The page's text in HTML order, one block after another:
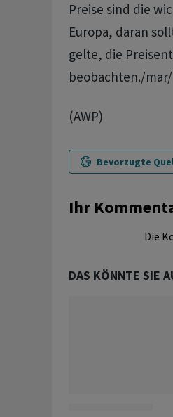
Preise sind die
Europa, daran
gelte, die
beobachten./
(AWP)
Bevorzugte
Ihr
Die
DAS KÖNNTE SIE